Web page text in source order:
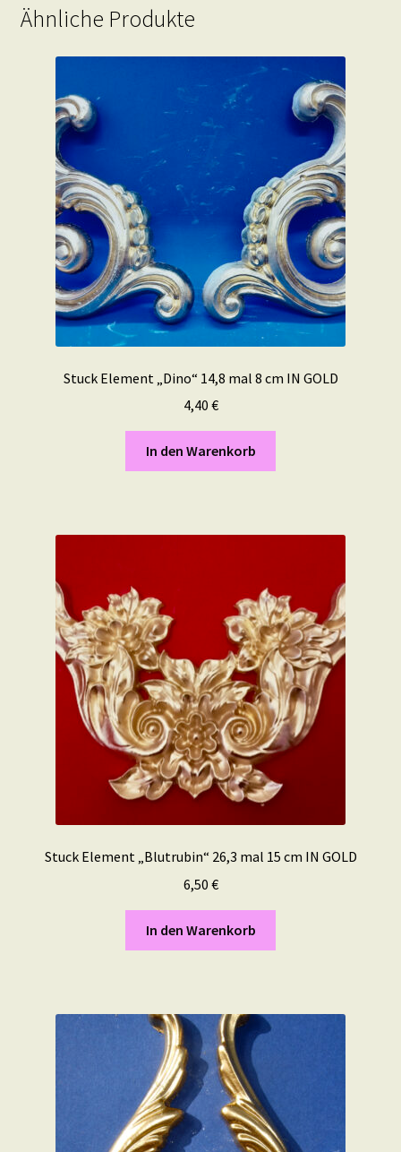
Ähnliche Produkte
Stuck Element „Dino“ 14,8 mal 8 cm IN GOLD
4,40 €
In den Warenkorb
Stuck Element „Blutrubin“ 26,3 mal 15 cm IN GOLD
6,50 €
In den Warenkorb